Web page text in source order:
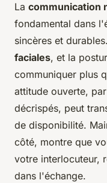
La communication
fondamental dans
sincères et
faciales, et la
communiquer plus
attitude ouverte,
décrispés, peut
de disponibilité.
côté, montre que
votre interlocuteur,
dans l'échange.